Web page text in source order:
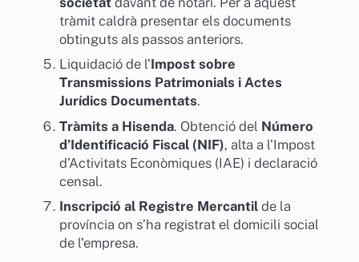
tràmit caldrà presentar els documents
obtinguts als passos anteriors.
Liquidació de l’Impost sobre
Transmissions Patrimonials i Actes
Jurídics Documentats.
Tràmits a Hisenda. Obtenció del Número
d’Identificació Fiscal (NIF), alta a l’Impost
d’Activitats Econòmiques (IAE) i declaració
censal.
Inscripció al Registre Mercantil de la
província on s’ha registrat el domicili social
de l’empresa.